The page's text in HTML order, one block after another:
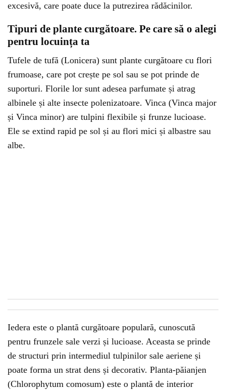
excesivă, care poate duce la putrezirea rădăcinilor.
Tipuri de plante curgătoare. Pe care să o alegi
pentru locuința ta
Tufele de tufă (Lonicera) sunt plante curgătoare cu flori
frumoase, care pot crește pe sol sau se pot prinde de
suporturi. Florile lor sunt adesea parfumate și atrag
albinele și alte insecte polenizatoare. Vinca (Vinca major
și Vinca minor) are tulpini flexibile și frunze lucioase.
Ele se extind rapid pe sol și au flori mici și albastre sau
albe.
Iedera este o plantă curgătoare populară, cunoscută
pentru frunzele sale verzi și lucioase. Aceasta se prinde
de structuri prin intermediul tulpinilor sale aeriene și
poate forma un strat dens și decorativ. Planta-păianjen
(Chlorophytum comosum) este o plantă de interior